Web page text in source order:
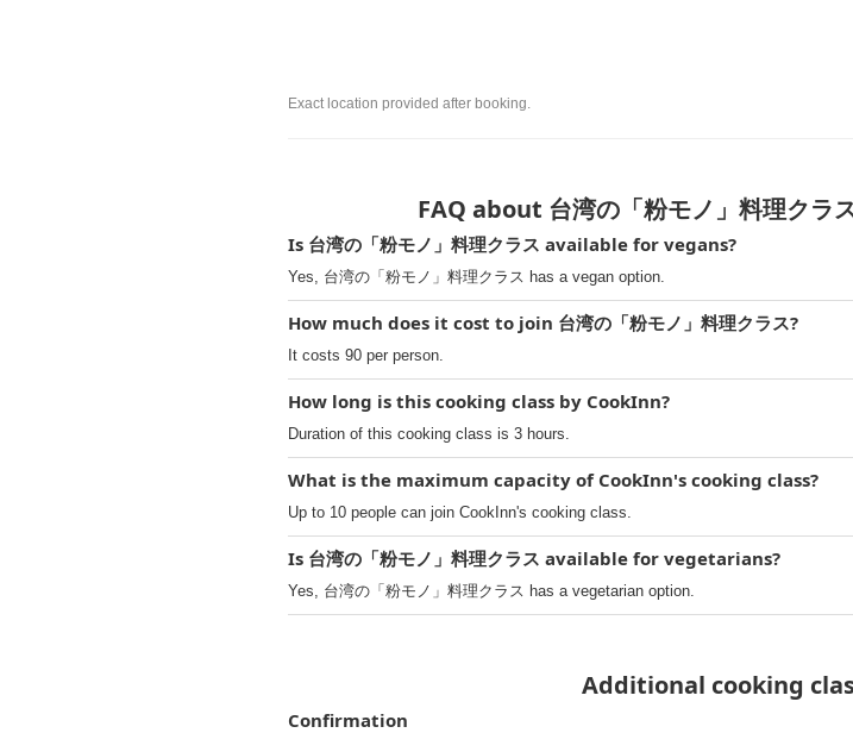
Exact location provided after booking.
FAQ about 台湾の「粉モノ」料理ク
Is 台湾の「粉モノ」料理クラス available for vegans?
Yes, 台湾の「粉モノ」料理クラス has a vegan option.
How much does it cost to join 台湾の「粉モノ」料理クラス?
It costs 90 per person.
How long is this cooking class by CookInn?
Duration of this cooking class is 3 hours.
What is the maximum capacity of CookInn's cooking class?
Up to 10 people can join CookInn's cooking class.
Is 台湾の「粉モノ」料理クラス available for vegetarians?
Yes, 台湾の「粉モノ」料理クラス has a vegetarian option.
Additional cooking
Confirmation